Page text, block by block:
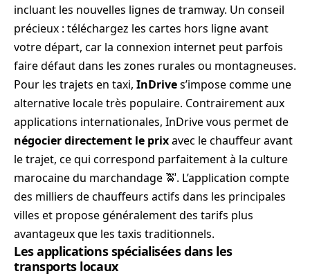
incluant les nouvelles lignes de tramway. Un conseil
précieux : téléchargez les cartes hors ligne avant
votre départ, car la connexion internet peut parfois
faire défaut dans les zones rurales ou montagneuses.
Pour les trajets en taxi, InDrives’impose comme une
alternative locale très populaire. Contrairement aux
applications internationales, InDrive vous permet de
négocier directement le prixavec le chauffeur avant
le trajet, ce qui correspond parfaitement à la culture
marocaine du marchandage 🚖. L’application compte
des milliers de chauffeurs actifs dans les principales
villes et propose généralement des tarifs plus
avantageux que les taxis traditionnels.
Les applications spécialisées dans les
transports locaux